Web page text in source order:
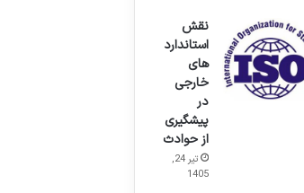
نقش
استاندارد
های
خارجی
در
پیشگیری
از حوادث
تیر 24,
1405